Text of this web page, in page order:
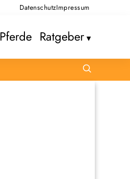
DatenschutzImpressum
Pferde Ratgeber